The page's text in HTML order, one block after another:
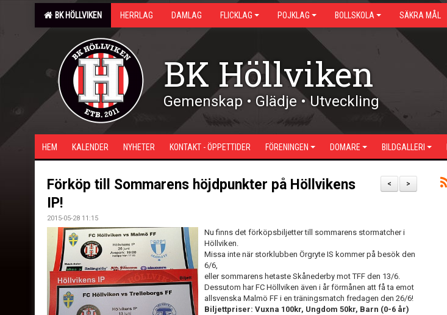
BK HÖLLVIKEN HERRLAG DAMLAG FLICKLAG POJKLAG BOLLSKOLA SÄKRA MÅL
BK Höllviken
Gemenskap • Glädje • Utveckling
HEM KALENDER NYHETER KONTAKT - ÖPPETTIDER FÖRENINGEN DOMARE BILDGALLERI
>
<
Förköp till Sommarens höjdpunkter på Höllvikens
IP!
2015-05-28 11:15
Nu finns det förköpsbiljetter till sommarens stormatcher i
Höllviken.
Missa inte när storklubben Örgryte IS kommer på besök den
6/6,
eller sommarens hetaste Skånederby mot TFF den 13/6.
Dessutom har FC Höllviken även i år förmånen att få ta emot
allsvenska Malmö FF i en träningsmatch fredagen den 26/6!
Biljettpriser: Vuxna 100kr, Ungdom 50kr, Barn (0-6 år)